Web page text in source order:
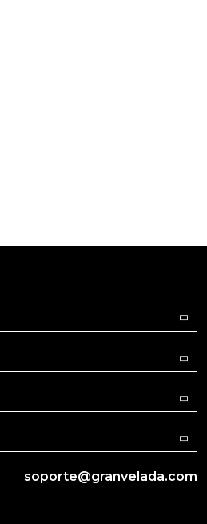
soporte@granvelada.com